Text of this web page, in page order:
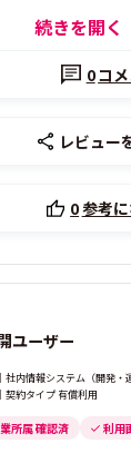
続きを開く
0コ
レビュー
0参考
ユーザー
社内情報システム（開発
契約タイプ 有償利用
所属 確認済 利用